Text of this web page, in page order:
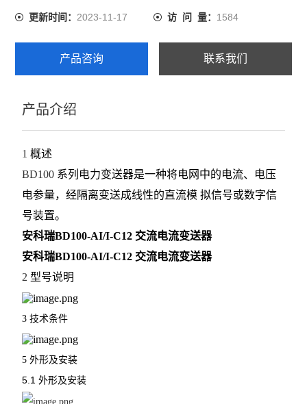
BA系列交流电流传感器
霍尔传感器
电流变送器
更新时间：2023-11-17 访 问 量： 1584
产品咨询 联系我们
产品介绍
1概述
BD100 系列电力变送器是一种将电网中的电流、电压
电参量，经隔离变送成线性的直流模拟信号或数字信
号装置。
安科瑞BD100-AI/I-C12 交流电流变送器
安科瑞BD100-AI/I-C12 交流电流变送器
2 型号说明
3技术条件
5外形及安装
5.1外形及安装